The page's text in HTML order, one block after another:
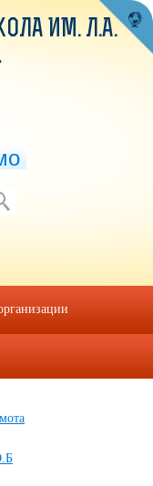
Федерации
ИМ. Л.А.